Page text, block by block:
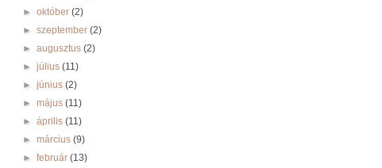
►október(2)
►szeptember(2)
►augusztus(2)
►július(11)
►június(2)
►május(11)
►április(11)
►március(9)
►február(13)